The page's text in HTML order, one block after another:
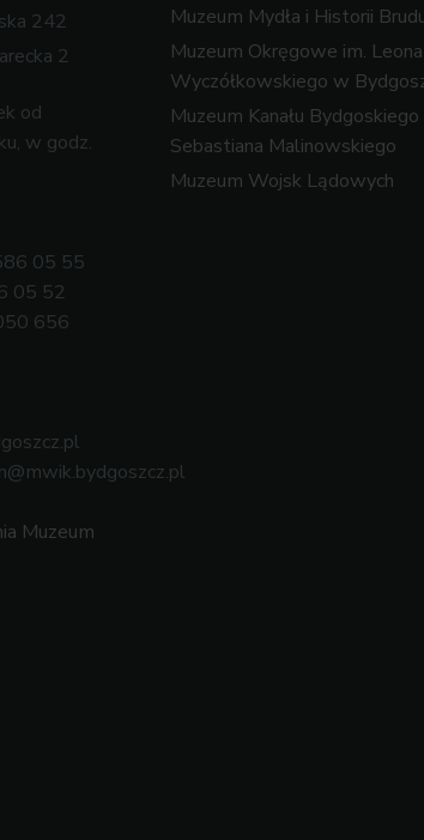
242
2
od
w godz.
05 55
05 52
656
Muzeum
Muzeum Mydła i Historii
Muzeum Okręgowe im. Leona
Wyczółkowskiego w
Muzeum Kanału Bydgoskiego
Sebastiana Malinowskiego
Muzeum Wojsk Lądowych